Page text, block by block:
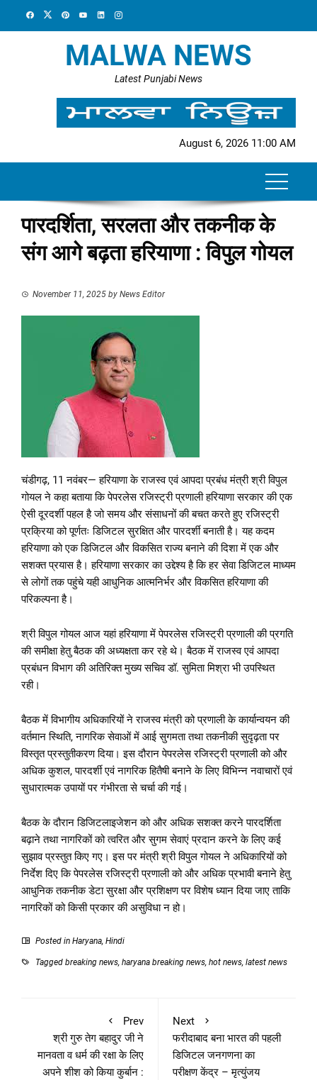
MALWA NEWS
Latest Punjabi News
August 6, 2026 11:00 AM
पारदर्शिता, सरलता और तकनीक के
संग आगे बढ़ता हरियाणा : विपुल गोयल
November 11, 2025 by News Editor
चंडीगढ़, 11 नवंबर— हरियाणा के राजस्व एवं आपदा प्रबंध मंत्री श्री विपुल
गोयल ने कहा बताया कि पेपरलेस रजिस्ट्री प्रणाली हरियाणा सरकार की एक
ऐसी दूरदर्शी पहल है जो समय और संसाधनों की बचत करते हुए रजिस्ट्री
प्रक्रिया को पूर्णतः डिजिटल सुरक्षित और पारदर्शी बनाती है। यह कदम
हरियाणा को एक डिजिटल और विकसित राज्य बनाने की दिशा में एक और
सशक्त प्रयास है। हरियाणा सरकार का उद्देश्य है कि हर सेवा डिजिटल माध्यम
से लोगों तक पहुंचे यही आधुनिक आत्मनिर्भर और विकसित हरियाणा की
परिकल्पना है।
श्री विपुल गोयल आज यहां हरियाणा में पेपरलेस रजिस्ट्री प्रणाली की प्रगति
की समीक्षा हेतु बैठक की अध्यक्षता कर रहे थे। बैठक में राजस्व एवं आपदा
प्रबंधन विभाग की अतिरिक्त मुख्य सचिव डॉ. सुमिता मिश्रा भी उपस्थित
रही।
बैठक में विभागीय अधिकारियों ने राजस्व मंत्री को प्रणाली के कार्यान्वयन की
वर्तमान स्थिति, नागरिक सेवाओं में आई सुगमता तथा तकनीकी सुदृढ़ता पर
विस्तृत प्रस्तुतीकरण दिया। इस दौरान पेपरलेस रजिस्ट्री प्रणाली को और
अधिक कुशल, पारदर्शी एवं नागरिक हितैषी बनाने के लिए विभिन्न नवाचारों एवं
सुधारात्मक उपायों पर गंभीरता से चर्चा की गई।
बैठक के दौरान डिजिटलाइजेशन को और अधिक सशक्त करने पारदर्शिता
बढ़ाने तथा नागरिकों को त्वरित और सुगम सेवाएं प्रदान करने के लिए कई
सुझाव प्रस्तुत किए गए। इस पर मंत्री श्री विपुल गोयल ने अधिकारियों को
निर्देश दिए कि पेपरलेस रजिस्ट्री प्रणाली को और अधिक प्रभावी बनाने हेतु
आधुनिक तकनीक डेटा सुरक्षा और प्रशिक्षण पर विशेष ध्यान दिया जाए ताकि
नागरिकों को किसी प्रकार की असुविधा न हो।
Posted in Haryana, Hindi
Tagged breaking news, haryana breaking news, hot news, latest news
Prev
श्री गुरु तेग बहादुर जी ने
मानवता व धर्म की रक्षा के लिए
अपने शीश को किया कुर्बान :
Next
फरीदाबाद बना भारत की पहली
डिजिटल जनगणना का
परीक्षण केंद्र – मृत्युंजय